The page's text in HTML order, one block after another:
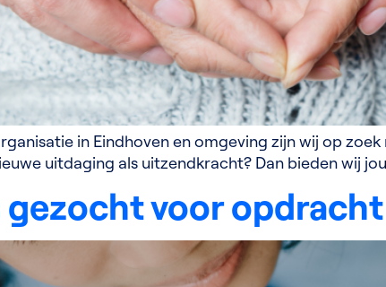
in Eindhoven en omgeving zijn wij op
uitdaging als uitzendkracht? Dan bieden wij
gezocht voor